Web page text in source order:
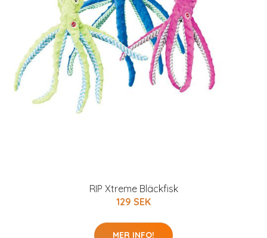
RIP Xtreme Bläckfisk
129 SEK
MER INFO!